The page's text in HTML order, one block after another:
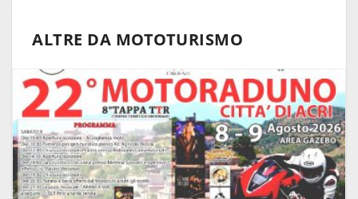
ALTRE DA MOTOTURISMO